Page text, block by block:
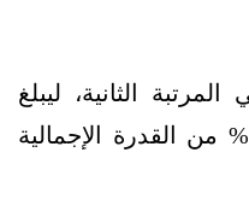
الثانية، ليبلغ
إنتاجها العام الماضي 13.48% من القدرة الإجمالية